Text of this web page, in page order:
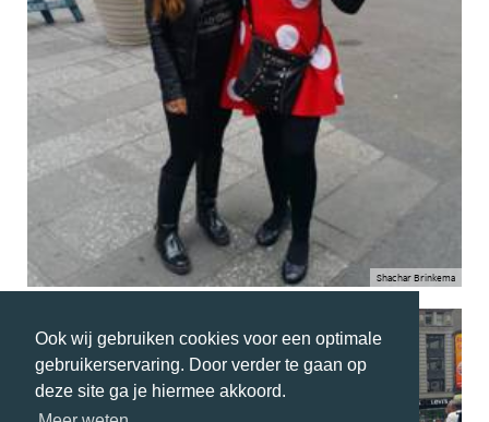
Ook wij gebruiken cookies voor een optimale
gebruikerservaring. Door verder te gaan op
deze site ga je hiermee akkoord.
Shachar Brinkema